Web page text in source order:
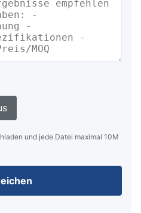
und jede Datei maximal 10M